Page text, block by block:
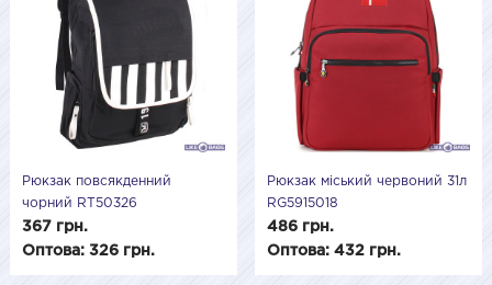
Рюкзак повсякденний
чорний RT50326
367 грн.
Оптова: 326 грн.
Рюкзак міський червоний 31л
RG5915018
486 грн.
Оптова: 432 грн.